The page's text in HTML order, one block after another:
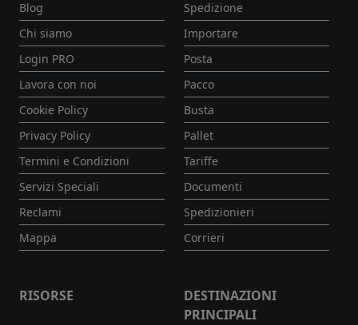
Blog
Chi siamo
Login PRO
Lavora con noi
Cookie Policy
Privacy Policy
Termini e Condizioni
Servizi Speciali
Reclami
Mappa
Spedizione
Importare
Posta
Pacco
Busta
Pallet
Tariffe
Documenti
Spedizionieri
Corrieri
RISORSE
DESTINAZIONI
PRINCIPALI